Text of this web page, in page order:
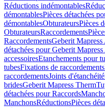
Réductions indémontables
démontablesPièces détachées
démontablesObturateursPièces
ObturateursRaccordements
RaccordementsGeberit
détachées pour Geberit
accessoiresEtanchements pour
tubesFixations de raccordements
raccordementsJoints d'étanchéité
bridesGeberit Mapress Therm
détachées pour Raccords
ManchonsRéductionsPièces